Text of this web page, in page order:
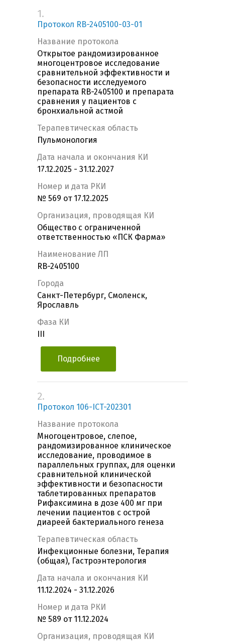
1.
Протокол RB-2405100-03-01
Название протокола
Открытое рандомизированное
многоцентровое исследование
сравнительной эффективности и
безопасности исследуемого
препарата RB-2405100 и препарата
сравнения у пациентов с
бронхиальной астмой
Терапевтическая область
Пульмонология
Дата начала и окончания КИ
17.12.2025 - 31.12.2027
Номер и дата РКИ
№ 569 от 17.12.2025
Организация, проводящая КИ
Общество с ограниченной
ответственностью «ПСК Фарма»
Наименование ЛП
RB-2405100
Города
Санкт-Петербург, Смоленск,
Ярославль
Фаза КИ
Подробнее
2.
Протокол 106-ICT-202301
Название протокола
Многоцентровое, слепое,
рандомизированное клиническое
исследование, проводимое в
параллельных группах, для оценки
сравнительной клинической
эффективности и безопасности
таблетированных препаратов
Рифаксимина в дозе 400 мг при
лечении пациентов с острой
диареей бактериального генеза
Терапевтическая область
Инфекционные болезни, Терапия
(общая), Гастроэнтерология
Дата начала и окончания КИ
11.12.2024 - 31.12.2026
Номер и дата РКИ
№ 589 от 11.12.2024
Организация, проводящая КИ